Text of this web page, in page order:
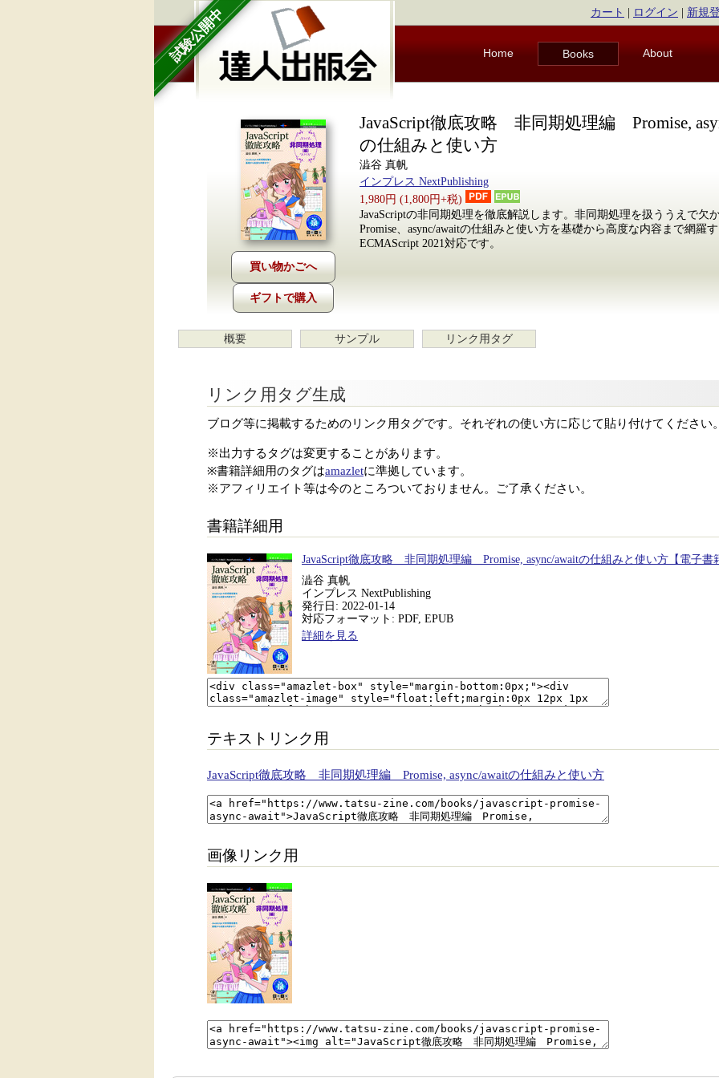
試験公開中 カート ログイン 新規
Home Books About
ギフトで購入
JavaScript徹底攻略 非同期処理編 Promise,
の仕組みと使い方
澁谷 真帆
インプレス NextPublishing
1,980円 (1,800円+税)
JavaScriptの非同期処理を徹底解説します。非同期処理を扱ううえで欠
Promise、async/awaitの仕組みと使い方を基礎から高度な内容まで網羅
ECMAScript 2021対応です。
概要 サンプル リンク用タグ
リンク用タグ生成
ブログ等に掲載するためのリンク用タグです。それぞれの使い方に応じて貼り付けてください。
※出力するタグは変更することがあります。
※書籍詳細用のタグはamazletに準拠しています。
※アフィリエイト等は今のところついておりません。ご了承ください。
書籍詳細用
JavaScript徹底攻略 非同期処理編 Promise, async/awaitの仕組みと使い方【電子書
澁谷 真帆
インプレス NextPublishing
発行日: 2022-01-14
対応フォーマット: PDF, EPUB
詳細を見る
テキストリンク用
JavaScript徹底攻略 非同期処理編 Promise, async/awaitの仕組みと使い方
画像リンク用